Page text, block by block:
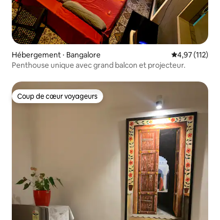
Hébergement ⋅ Bangalore Évaluation
4,97 (112)
Penthouse unique avec grand balcon et projecteur.
Coup de cœur voyageurs
Coup de cœur voyageurs